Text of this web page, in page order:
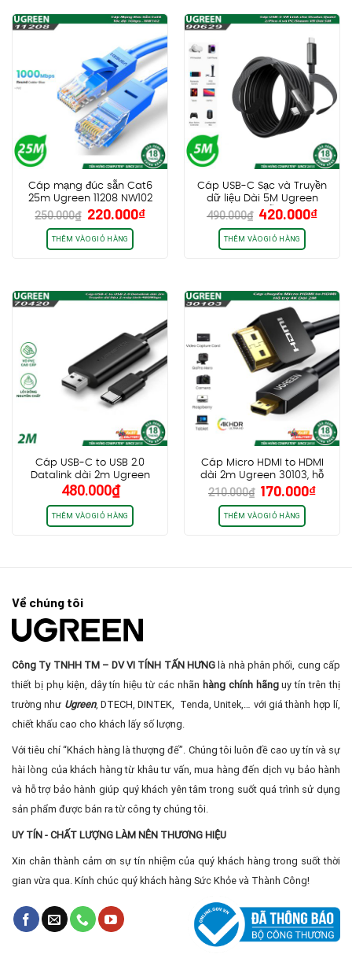
Cáp mạng đúc sẵn Cat6
25m Ugreen 11208 NW102
250.000₫ Giá
gốc
là:
250.000₫.
220.000₫Giá
THÊM VÀO GIỎ HÀNG
Cáp USB-C Sạc và Truyền
dữ liệu Dài 5M Ugreen
90629 US551, Hỗ trợ VR Link
cho Oculus Quest 2/Pico 4
và PC/Steam VR
490.000₫ Giá
gốc
là:
490.000₫.
420.000₫Giá
THÊM VÀO GIỎ HÀNG
Cáp USB-C to USB 2.0
Datalink dài 2m Ugreen
70420, Truyền dữ liệu 2 máy
tính 480Mbps
480.000₫
THÊM VÀO GIỎ HÀNG
Cáp Micro HDMI to HDMI
dài 2m Ugreen 30103, hỗ
trợ 4K60Hz HDR
210.000₫ Giá
gốc
là:
210.000₫.
170.000₫Giá
THÊM VÀO GIỎ HÀNG
Về chúng tôi
Công Ty TNHH TM – DV VI TÍNH TẤN HƯNG là nhà phân phối, cung cấp
thiết bị phụ kiện, dây tín hiệu từ các nhãn hàng chính hãnguy tín trên thị
trường như Ugreen, DTECH, DINTEK, Tenda, Unitek,… với giá thành hợp lí,
chiết khấu cao cho khách lấy số lượng.
Với tiêu chí “Khách hàng là thượng đế”. Chúng tôi luôn đề cao uy tín và sự
hài lòng của khách hàng từ khâu tư vấn, mua hàng đến dịch vụ bảo hành
và hỗ trợ bảo hành giúp quý khách yên tâm trong suốt quá trình sử dụng
sản phẩm được bán ra từ công ty chúng tôi.
UY TÍN - CHẤT LƯỢNG LÀM NÊN THƯƠNG HIỆU
Xin chân thành cảm ơn sự tín nhiệm của quý khách hàng trong suốt thời
gian vừa qua. Kính chúc quý khách hàng Sức Khỏe và Thành Công!